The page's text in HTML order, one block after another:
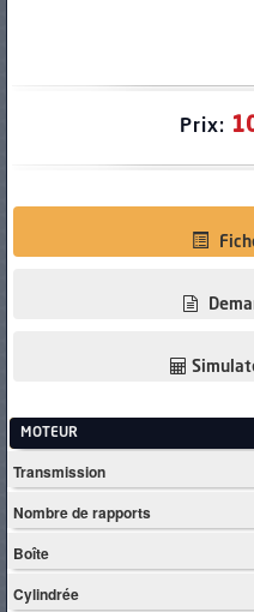
Prix:
MOTEUR
Transmission
Nombre de rapports
Boîte
Cylindrée